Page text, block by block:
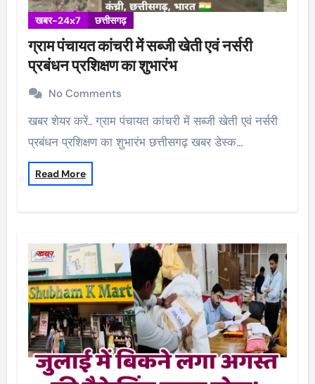
खबर-24x7 छत्तीसगढ़
ग्राम पंचायत कांचरी में सब्जी खेती एवं नर्सरी
प्रबंधन प्रशिक्षण का शुभारंभ
No Comments
खबर शेयर करें.. ग्राम पंचायत कांचरी में सब्जी खेती एवं नर्सरी
प्रबंधन प्रशिक्षण का शुभारंभ छत्तीसगढ़ खबर डेस्क…
Read More